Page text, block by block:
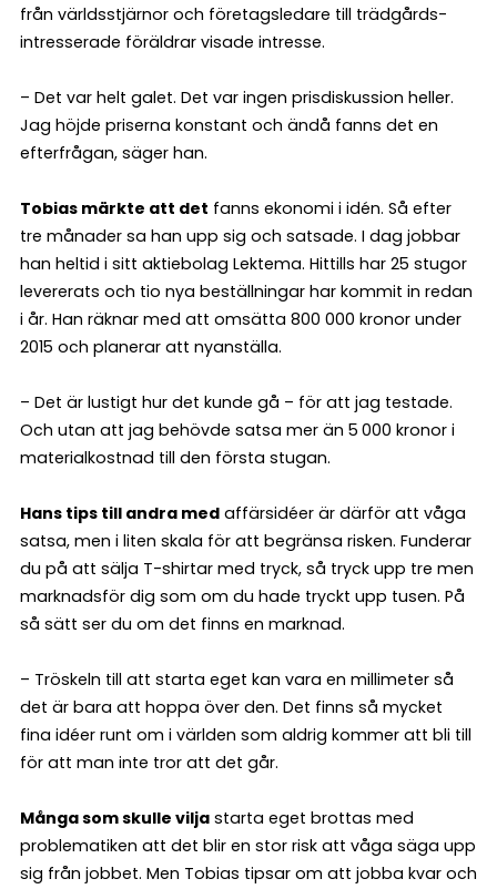
från världsstjärnor och företagsledare till trädgårds­
intresserade föräldrar visade intresse.
– Det var helt galet. Det var ingen prisdiskussion heller.
Jag höjde priserna konstant och ändå fanns det en
efterfrågan, säger han.
Tobias märkte att det fanns ekonomi i idén. Så efter
tre månader sa han upp sig och satsade. I dag jobbar
han heltid i sitt aktiebolag Lektema. Hittills har 25 stugor
levererats och tio nya beställningar har kommit in redan
i år. Han räknar med att omsätta 800 000 kronor under
2015 och planerar att nyanställa.
– Det är lustigt hur det kunde gå – för att jag testade.
Och utan att jag behövde satsa mer än 5 000 kronor i
materialkostnad till den första stugan.
Hans tips till andra med affärsidéer är därför att våga
satsa, men i liten skala för att begränsa risken. Funderar
du på att sälja T-shirtar med tryck, så tryck upp tre men
marknadsför dig som om du hade tryckt upp tusen. På
så sätt ser du om det finns en marknad.
– Tröskeln till att starta eget kan vara en millimeter så
det är bara att hoppa över den. Det finns så mycket
fina idéer runt om i världen som aldrig kommer att bli till
för att man inte tror att det går.
Många som skulle vilja starta eget brottas med
problematiken att det blir en stor risk att våga säga upp
sig från jobbet. Men Tobias tipsar om att jobba kvar och